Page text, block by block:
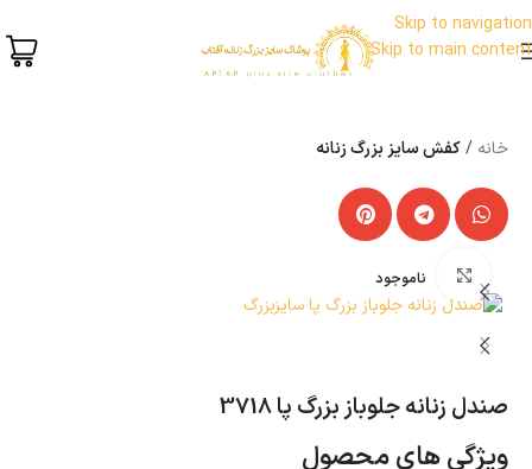
Skip to navigation
Skip to main content
خانه کفش سایز بزرگ زنانه
ناموجود
بزرگنمایی تصویر
صندل زنانه جلوباز بزرگ پا 3718
ویژگی های محصول